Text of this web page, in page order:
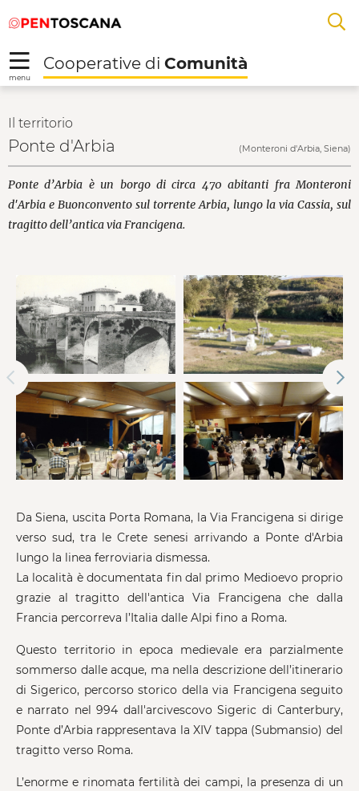
Skip to Main Content
alal
menu
Cooperative di Comunità
Il territorio
Ponte d'Arbia (Monteroni d'Arbia, Siena)
Ponte d’Arbia è un borgo di circa 470 abitanti fra Monteroni
d'Arbia e Buonconvento sul torrente Arbia, lungo la via Cassia, sul
tragitto dell’antica via Francigena.
Da Siena, uscita Porta Romana, la Via Francigena si dirige
verso sud, tra le Crete senesi arrivando a Ponte d'Arbia
lungo la linea ferroviaria dismessa.
La località è documentata fin dal primo Medioevo proprio
grazie al tragitto dell'antica Via Francigena che dalla
Francia percorreva l’Italia dalle Alpi fino a Roma.
Questo territorio in epoca medievale era parzialmente
sommerso dalle acque, ma nella descrizione dell’itinerario
di Sigerico, percorso storico della via Francigena seguito
e narrato nel 994 dall'arcivescovo Sigeric di Canterbury,
Ponte d’Arbia rappresentava la XIV tappa (Submansio) del
tragitto verso Roma.
L’enorme e rinomata fertilità dei campi, la presenza di un